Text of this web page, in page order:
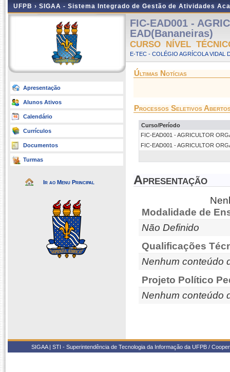
UFPB › SIGAA - Sistema Integrado de Gestão de Atividades
Apresentação
Alunos Ativos
Calendário
Currículos
Documentos
Turmas
Ir ao Menu Principal
FIC-EAD001 -
EAD(Bananeiras)
CURSO NÍVEL
E-TEC - COLÉGIO AGRÍCOLA VIDAL
Últimas Notícias
Processos Seletivos
Curso/Período
FIC-EAD001 - AGRICULTOR
FIC-EAD001 - AGRICULTOR
Apresentação
Modalidade de
Não Definido
Qualificações
Nenhum conteúdo
Projeto Político
Nenhum conteúdo
SIGAA | STI - Superintendência de Tecnologia da Informação da UFPB /